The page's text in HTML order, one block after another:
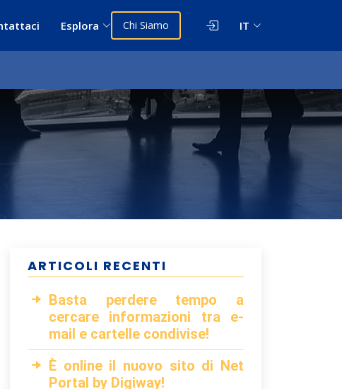
Esplora Chi Siamo IT
ARTICOLI RECENTI
Basta perdere tempo a
cercare informazioni tra e-
mail e cartelle condivise!
È online il nuovo sito di Net
Portal by Digiway!